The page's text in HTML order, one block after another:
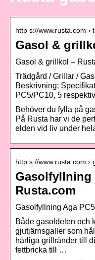
http s://www.rusta.com ›
Gasol &
Gasol & grillkol –
Trädgård / Grillar /
Beskrivning;
PC5/PC10, 5
Behöver du fylla på
På Rusta har vi de
elden vid liv under
http s://www.rusta.com ›
Gasolfyllning
Rusta.com
Gasolfyllning Aga
Både gasoldelen och
gjutjärnsgaller som
härliga grillränder till
fettbricka till …